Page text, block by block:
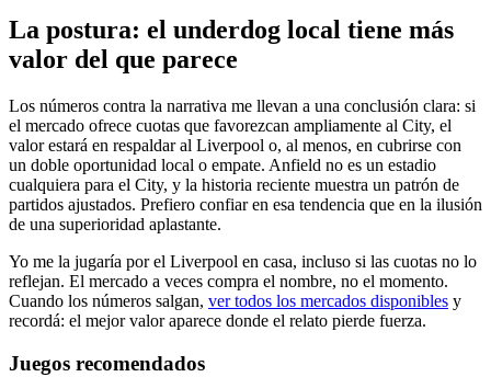
La postura: el underdog local tiene más
valor del que parece
Los números contra la narrativa me llevan a una conclusión clara: si
el mercado ofrece cuotas que favorezcan ampliamente al City, el
valor estará en respaldar al Liverpool o, al menos, en cubrirse con
un doble oportunidad local o empate. Anfield no es un estadio
cualquiera para el City, y la historia reciente muestra un patrón de
partidos ajustados. Prefiero confiar en esa tendencia que en la ilusión
de una superioridad aplastante.
Yo me la jugaría por el Liverpool en casa, incluso si las cuotas no lo
reflejan. El mercado a veces compra el nombre, no el momento.
Cuando los números salgan, ver todos los mercados disponibles y
recordá: el mejor valor aparece donde el relato pierde fuerza.
Juegos recomendados